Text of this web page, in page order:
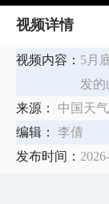
视频详情
视频内容： 5月
发的
来源：
中国天
编辑：
李倩
发布时间：